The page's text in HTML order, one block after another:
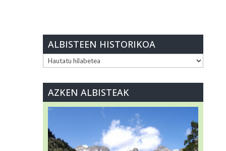
ALBISTEEN HISTORIKOA
ALBISTEEN
AZKEN ALBISTEAK